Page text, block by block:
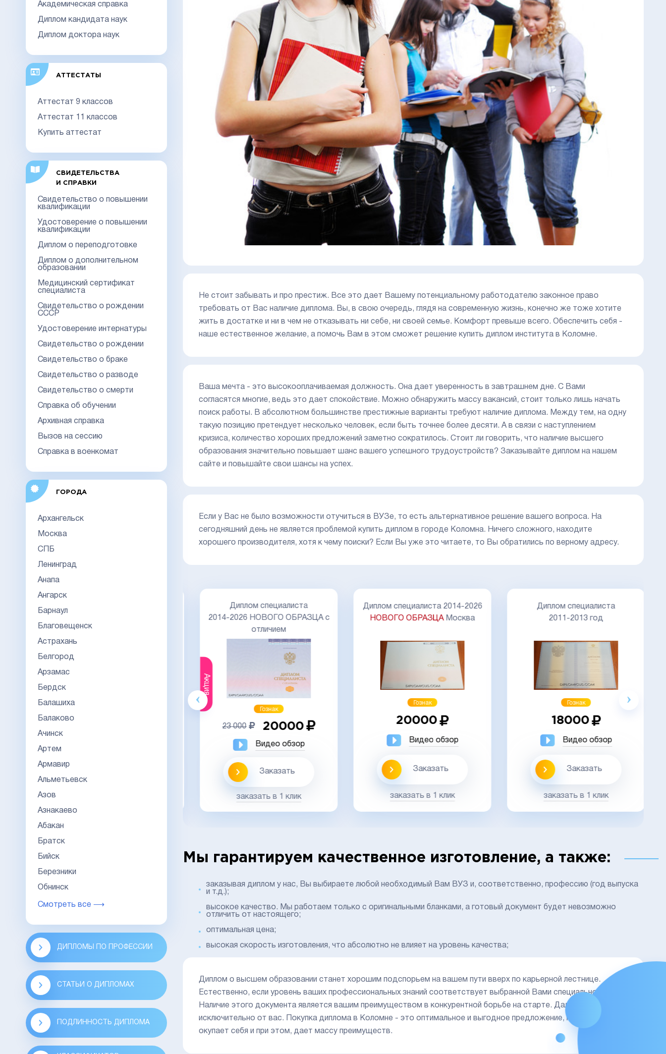
Академическая справка
Диплом кандидата наук
Диплом доктора наук
АТТЕСТАТЫ
Аттестат 9 классов
Аттестат 11 классов
Купить аттестат
СВИДЕТЕЛЬСТВА
И СПРАВКИ
Свидетельство о повышении
квалификации
Удостоверение о повышении
квалификации
Диплом о переподготовке
Диплом о дополнительном
образовании
Медицинский сертификат
специалиста
Свидетельство о рождении
СССР
Удостоверение интернатуры
Свидетельство о рождении
Свидетельство о браке
Свидетельство о разводе
Свидетельство о смерти
Справка об обучении
Архивная справка
Вызов на сессию
Справка в военкомат
ГОРОДА
Архангельск
Москва
СПБ
Ленинград
Анапа
Ангарск
Барнаул
Благовещенск
Астрахань
Белгород
Арзамас
Бердск
Балашиха
Балаково
Ачинск
Артем
Армавир
Альметьевск
Азов
Азнакаево
Абакан
Братск
Бийск
Березники
Обнинск
Смотреть все ⟶
ДИПЛОМЫ ПО ПРОФЕССИИ
СТАТЬИ О ДИПЛОМАХ
ПОДЛИННОСТЬ ДИПЛОМА
Не стоит забывать и про престиж. Все это дает Вашему потенциальному работодателю законное право
требовать от Вас наличие диплома. Вы, в свою очередь, глядя на современную жизнь, конечно же тоже хотите
жить в достатке и ни в чем не отказывать ни себе, ни своей семье. Комфорт превыше всего. Обеспечить себя -
наше естественное желание, а помочь Вам в этом сможет решение купить диплом института в Коломне.
Ваша мечта - это высокооплачиваемая должность. Она дает уверенность в завтрашнем дне. С Вами
согласятся многие, ведь это дает спокойствие. Можно обнаружить массу вакансий, стоит только лишь начать
поиск работы. В абсолютном большинстве престижные варианты требуют наличие диплома. Между тем, на одну
такую позицию претендует несколько человек, если быть точнее более десяти. А в связи с наступлением
кризиса, количество хороших предложений заметно сократилось. Стоит ли говорить, что наличие высшего
образования значительно повышает шанс вашего успешного трудоустройств? Заказывайте диплом на нашем
сайте и повышайте свои шансы на успех.
Если у Вас не было возможности отучиться в ВУЗе, то есть альтернативное решение вашего вопроса. На
сегодняшний день не является проблемой купить диплом в городе Коломна. Ничего сложного, находите
хорошего производителя, хотя к чему поиски? Если Вы уже это читаете, то Вы обратились по верному адресу.
Акция
Диплом специалиста
2014-2026 НОВОГО ОБРАЗЦА с
отличием
Гознак
23 000 20000
Видео обзор
Заказать
заказать в 1 клик
Диплом специалиста 2014-2026
НОВОГО ОБРАЗЦАМосква
Гознак
20000
Видео обзор
Заказать
заказать в 1 клик
Диплом специалиста
2011-2013 год
Гознак
18000
Видео обзор
Заказать
заказать в 1 клик
Мы гарантируем качественное изготовление, а также:
заказывая диплом у нас, Вы выбираете любой необходимый Вам ВУЗ и, соответственно, профессию (год выпуска
и т.д.);
высокое качество. Мы работаем только с оригинальными бланками, а готовый документ будет невозможно
отличить от настоящего;
оптимальная цена;
высокая скорость изготовления, что абсолютно не влияет на уровень качества;
Диплом о высшем образовании станет хорошим подспорьем на вашем пути вверх по карьерной лестнице.
Естественно, если уровень ваших профессиональных знаний соответствует выбранной Вами специальности.
Наличие этого документа является вашим преимуществом в конкурентной борьбе на старте. Далее, все зависит
исключительно от вас. Покупка диплома в Коломне - это оптимальное и выгодное предложение, которое
окупает себя и при этом, дает массу преимуществ.